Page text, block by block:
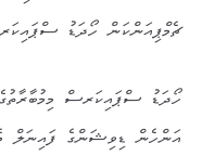
ޗެމްޕިއަންކަން ހޯދަޑު
ހޯދަޑު ސްޕައިކަރސް
އަންހެން ޑިވިޝަންގެ ފައިނަލް